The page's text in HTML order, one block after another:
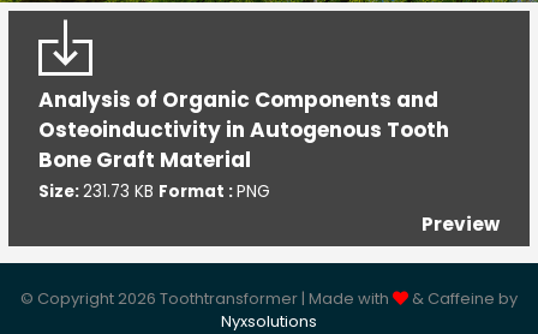
Analysis of Organic Components and
Osteoinductivity in Autogenous Tooth
Bone Graft Material
Size:231.73 KB Format :PNG
Preview
Informative
Cookie Policy
Privacy Policy
Politica della Qualità
© Copyright 2026 Toothtransformer | Made with
& Caffeine by
Nyxsolutions